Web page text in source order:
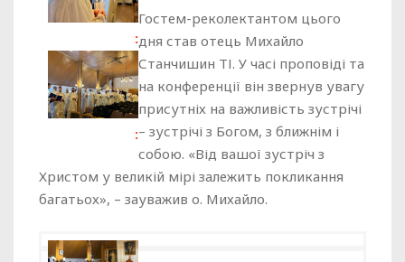
Гостем-реколектантом цього
дня став отець Михайло
Станчишин ТІ. У часі проповіді та
на конференції він звернув увагу
присутніх на важливість зустрічі
– зустрічі з Богом, з ближнім і
собою. «Від вашої зустріч з
Христом у великій мірі залежить покликання
багатьох», – зауважив о. Михайло.